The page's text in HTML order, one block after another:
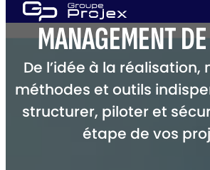
Aller
au
contenu
Groupe
Projex
MANAGEMENT
De l’idée à la réalisation,
méthodes et outils
structurer, piloter et
étape de vos